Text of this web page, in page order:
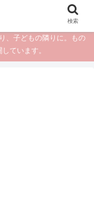
子どもの隣りに。もの
ています。
検索